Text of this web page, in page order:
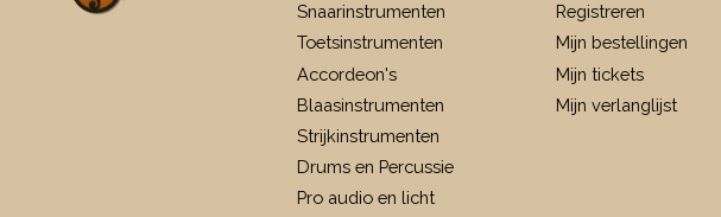
Snaarinstrumenten
Toetsinstrumenten
Accordeon's
Blaasinstrumenten
Strijkinstrumenten
Drums en Percussie
Pro audio en licht
Registreren
Mijn bestellingen
Mijn tickets
Mijn verlanglijst